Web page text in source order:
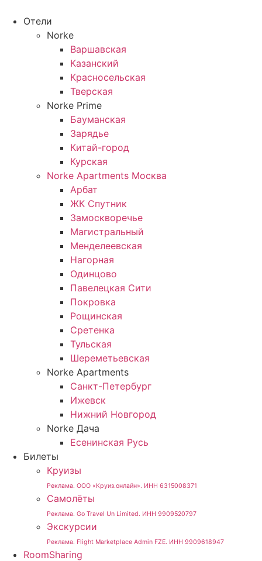
содержимому
Отели
Norke
Варшавская
Казанский
Красносельская
Тверская
Norke Prime
Бауманская
Зарядье
Китай-город
Курская
Norke Apartments Москва
Арбат
ЖК Спутник
Замоскворечье
Магистральный
Менделеевская
Нагорная
Одинцово
Павелецкая Сити
Покровка
Рощинская
Сретенка
Тульская
Шереметьевская
Norke Apartments
Санкт-Петербург
Ижевск
Нижний Новгород
Norke Дача
Есенинская Русь
Билеты
Круизы
Реклама. ООО «Круиз.онлайн». ИНН 6315008371
Самолёты
Реклама. Go Travel Un Limited. ИНН 9909520797
Экскурсии
Реклама. Flight Marketplace Admin FZE. ИНН 9909618947
RoomSharing